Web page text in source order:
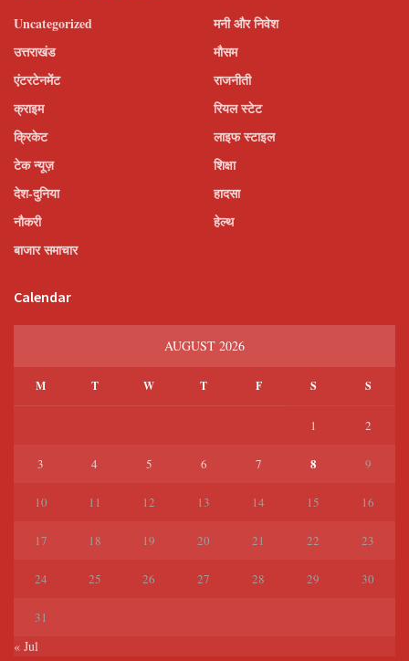
Uncategorized
उत्तराखंड
एंटरटेनमेंट
क्राइम
क्रिकेट
टेक न्यूज़
देश-दुनिया
नौकरी
बाजार समाचार
मनी और निवेश
मौसम
राजनीती
रियल स्टेट
लाइफ स्टाइल
शिक्षा
हादसा
हेल्थ
Calendar
AUGUST 2026
M T W T F S S
1 2
3 4 5 6 7 8 9
10 11 12 13 14 15 16
17 18 19 20 21 22 23
24 25 26 27 28 29 30
31
« Jul